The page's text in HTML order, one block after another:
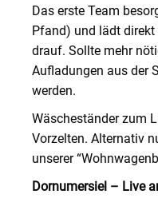
Das erste Team
Pfand) und lädt
drauf. Sollte mehr
Aufladungen aus der
werden.
Wäscheständer zum
Vorzelten. Alternativ
unserer
Dornumersiel – Live